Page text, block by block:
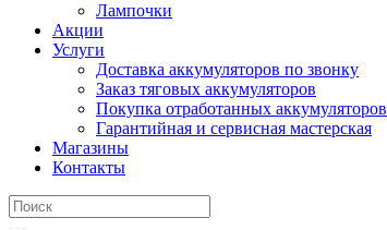
Лампочки
Акции
Услуги
Доставка аккумуляторов по звонку
Заказ тяговых аккумуляторов
Покупка отработанных аккумуляторов
Гарантийная и сервисная мастерская
Магазины
Контакты